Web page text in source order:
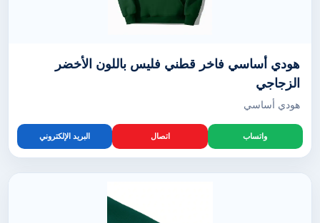
هودي أساسي فاخر قطني فليس باللون الأخضر
الزجاجي
هودي أساسي
واتساب اتصال البريد الإلكتروني